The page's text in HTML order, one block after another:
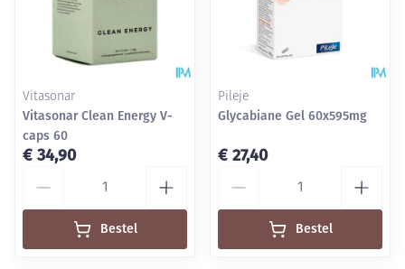
Vitasonar
Vitasonar Clean Energy V-
caps 60
€ 34,90
Bestel
Pileje
Glycabiane Gel 60x595mg
€ 27,40
Bestel